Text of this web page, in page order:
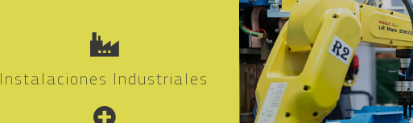
Instalaciones Industriales